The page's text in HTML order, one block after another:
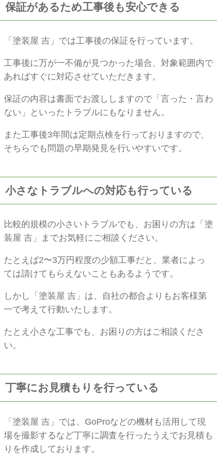
保証があるため工事後も安心できる
「塗装屋 吉」では工事後の保証を行っています。
工事後に万が一不備が見つかった場合、対象範囲内で
あればすぐに対応させていただきます。
保証の内容は書面でお渡ししますので「言った・言わ
ない」といったトラブルにもなりません。
また工事後3年間は定期点検を行っておりますので、
そちらでも問題の早期発見を行いやすいです。
小さなトラブルへの対応も行っている
比較的規模の小さいトラブルでも、お困りの方は「塗
装屋 吉」までお気軽にご相談ください。
たとえば2〜3万円程度の少額工事だと、業者によっ
ては請けてもらえないこともあるようです。
しかし「塗装屋 吉」は、自社の都合よりもお客様第
一で考えて行動いたします。
たとえ小さな工事でも、お困りの方はご相談くださ
い。
丁寧にお見積もりを行っている
「塗装屋 吉」では、GoProなどの機材も活用して現
場を撮影するなど丁寧に調査を行ったうえでお見積も
りを作成しております。